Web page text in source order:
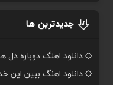
جدیدترین ها
دانلود اهنگ دوباره
دانلود اهنگ ببین این